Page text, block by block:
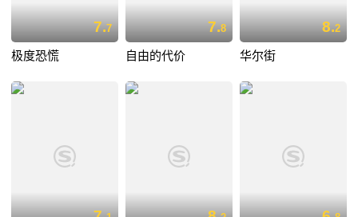
7.7
极度恐慌
7.8
自由的代价
8.2
华尔街